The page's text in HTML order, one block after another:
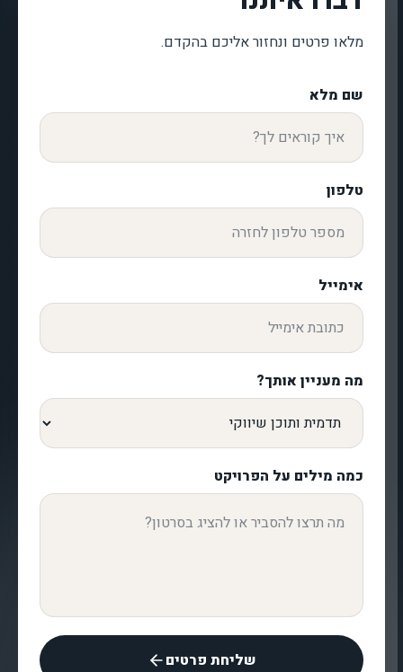
מלאו פרטים ונחזור אליכם בהקדם.
שם מלא
טלפון
אימייל
מה מעניין אותך?
כמה מילים על הפרויקט
שליחת פרטים